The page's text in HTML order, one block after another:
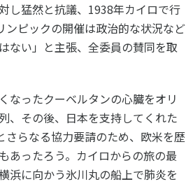
し猛然と抗議、1938年カイロで行
ンピックの開催は政治的な状況など
ない」と主張、全委員の賛同を取
なったクーベルタンの心臓をオリ
、その後、日本を支持してくれた
さらなる協力要請のため、欧米を歴
あったろう。カイロからの旅の最
浜に向かう氷川丸の船上で肺炎を